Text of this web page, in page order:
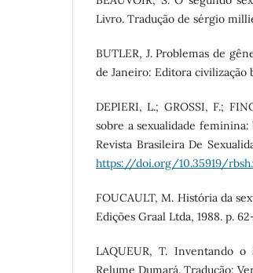
Livro. Tradução de sérgio
BUTLER, J. Problemas de
de Janeiro: Editora civilização
DEPIERI, L.; GROSSI, F.;
sobre a sexualidade
Revista Brasileira De
https://doi.org/10.35919/
FOUCAULT, M. História da
Edições Graal Ltda, 1988. p.
LAQUEUR, T. Inventando
Relume Dumará. Tradução: